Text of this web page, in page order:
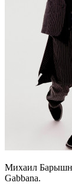
Михаил
Gabbana.